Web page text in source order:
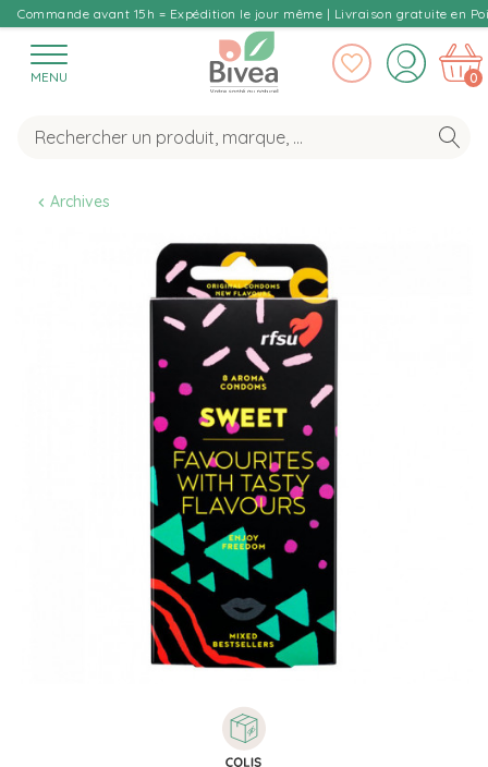
Commande avant 15h = Expédition le jour même | Livraison gratuite en
MENU 0
Archives